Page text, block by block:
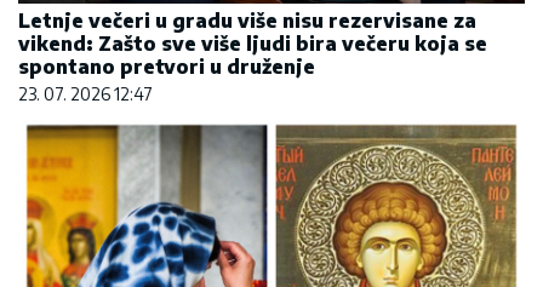
Letnje večeri u gradu više nisu rezervisane za
vikend: Zašto sve više ljudi bira večeru koja se
spontano pretvori u druženje
23. 07. 2026 12:47